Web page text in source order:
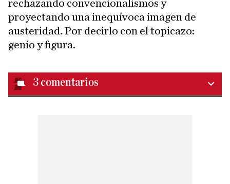
rechazando convencionalismos y
proyectando una inequívoca imagen de
austeridad. Por decirlo con el topicazo:
genio y figura.
3 comentarios